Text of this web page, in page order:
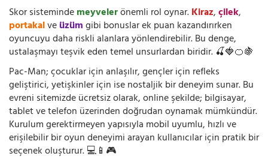
Skor sistemindemeyvelerönemli rol oynar.Kiraz,çilek,
portakalveüzümgibi bonuslar ek puan kazandırırken
oyuncuyu daha riskli alanlara yönlendirebilir. Bu denge,
ustalaşmayı teşvik eden temel unsurlardan biridir. 🍒🍓🍊🍇
Pac-Man; çocuklar için anlaşılır, gençler için refleks
geliştirici, yetişkinler için ise nostaljik bir deneyim sunar. Bu
evreni sitemizde ücretsiz olarak, online şekilde; bilgisayar,
tablet ve telefon üzerinden doğrudan oynamak mümkündür.
Kurulum gerektirmeyen yapısıyla mobil uyumlu, hızlı ve
erişilebilir bir oyun deneyimi arayan kullanıcılar için pratik bir
seçenek oluşturur. 💻📱🎮